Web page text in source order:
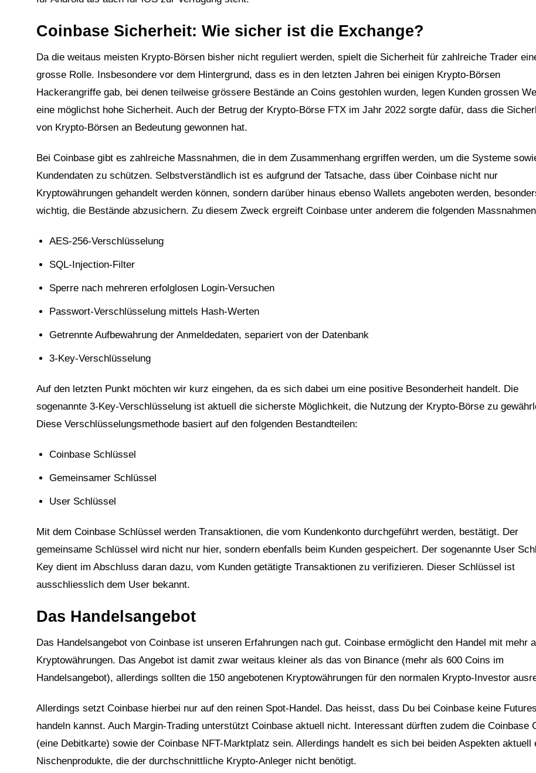
Coinbase Sicherheit: Wie sicher ist die Exchange?
Da die weitaus meisten Krypto-Börsen bisher nicht reguliert werden, spielt die Sicherheit für zahlreiche Trader
grosse Rolle. Insbesondere vor dem Hintergrund, dass es in den letzten Jahren bei einigen Krypto-Börsen
Hackerangriffe gab, bei denen teilweise grössere Bestände an Coins gestohlen wurden, legen Kunden grossen
eine möglichst hohe Sicherheit. Auch der Betrug der Krypto-Börse FTX im Jahr 2022 sorgte dafür, dass die
von Krypto-Börsen an Bedeutung gewonnen hat.
Bei Coinbase gibt es zahlreiche Massnahmen, die in dem Zusammenhang ergriffen werden, um die Systeme
Kundendaten zu schützen. Selbstverständlich ist es aufgrund der Tatsache, dass über Coinbase nicht nur
Kryptowährungen gehandelt werden können, sondern darüber hinaus ebenso Wallets angeboten werden,
wichtig, die Bestände abzusichern. Zu diesem Zweck ergreift Coinbase unter anderem die folgenden
AES-256-Verschlüsselung
SQL-Injection-Filter
Sperre nach mehreren erfolglosen Login-Versuchen
Passwort-Verschlüsselung mittels Hash-Werten
Getrennte Aufbewahrung der Anmeldedaten, separiert von der Datenbank
3-Key-Verschlüsselung
Auf den letzten Punkt möchten wir kurz eingehen, da es sich dabei um eine positive Besonderheit handelt. Die
sogenannte 3-Key-Verschlüsselung ist aktuell die sicherste Möglichkeit, die Nutzung der Krypto-Börse zu
Diese Verschlüsselungsmethode basiert auf den folgenden Bestandteilen:
Coinbase Schlüssel
Gemeinsamer Schlüssel
User Schlüssel
Mit dem Coinbase Schlüssel werden Transaktionen, die vom Kundenkonto durchgeführt werden, bestätigt. Der
gemeinsame Schlüssel wird nicht nur hier, sondern ebenfalls beim Kunden gespeichert. Der sogenannte User
Key dient im Abschluss daran dazu, vom Kunden getätigte Transaktionen zu verifizieren. Dieser Schlüssel ist
ausschliesslich dem User bekannt.
Das Handelsangebot
Das Handelsangebot von Coinbase ist unseren Erfahrungen nach gut. Coinbase ermöglicht den Handel mit mehr
Kryptowährungen. Das Angebot ist damit zwar weitaus kleiner als das von Binance (mehr als 600 Coins im
Handelsangebot), allerdings sollten die 150 angebotenen Kryptowährungen für den normalen Krypto-Investor
Allerdings setzt Coinbase hierbei nur auf den reinen Spot-Handel. Das heisst, dass Du bei Coinbase keine Futures
handeln kannst. Auch Margin-Trading unterstützt Coinbase aktuell nicht. Interessant dürften zudem die Coinbase
(eine Debitkarte) sowie der Coinbase NFT-Marktplatz sein. Allerdings handelt es sich bei beiden Aspekten aktuell
Nischenprodukte, die der durchschnittliche Krypto-Anleger nicht benötigt.